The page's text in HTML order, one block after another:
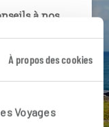
À propos des cookies
Voyages
à nos
au plus
du pays.
par email ou